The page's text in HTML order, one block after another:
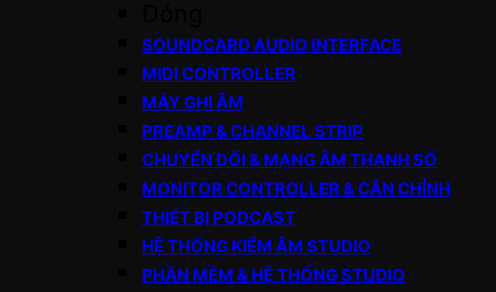
SOUNDCARD AUDIO INTERFACE
MIDI CONTROLLER
MÁY GHI ÂM
PREAMP & CHANNEL STRIP
CHUYỂN ĐỔI & MẠNG ÂM THANH SỐ
MONITOR CONTROLLER & CÂN CHỈNH
THIẾT BỊ PODCAST
HỆ THỐNG KIỂM ÂM STUDIO
PHẦN MỀM & HỆ THỐNG STUDIO